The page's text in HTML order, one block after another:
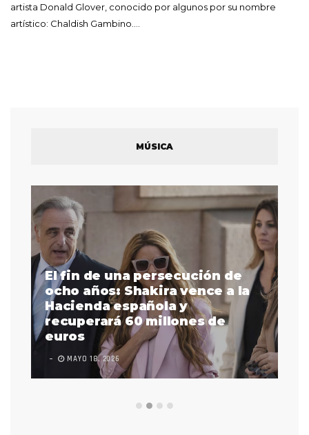
artista Donald Glover, conocido por algunos por su nombre
artístico: Chaldish Gambino.…
MÚSICA
El fin de una persecución de
ocho años: Shakira vence a la
Hacienda española y
recuperará 60 millones de
euros
MAYO 18, 2026